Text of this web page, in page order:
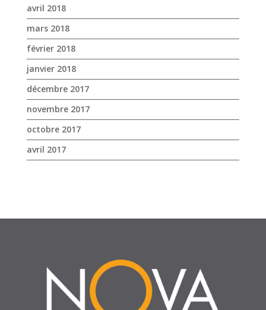
novembre 2017
octobre 2017
avril 2017